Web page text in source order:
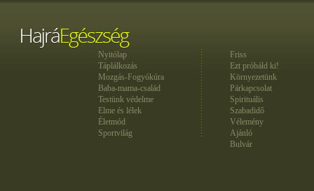
Nyitólap
Táplálkozás
Mozgás-Fogyókúra
Baba-mama-család
Testünk védelme
Elme és lélek
Életmód
Sportvilág
Friss
Ezt próbáld ki!
Környezetünk
Párkapcsolat
Spirituális
Szabadidő
Vélemény
Ajánló
Bulvár